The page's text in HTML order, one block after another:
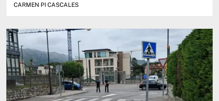
CARMEN PI CASCALES